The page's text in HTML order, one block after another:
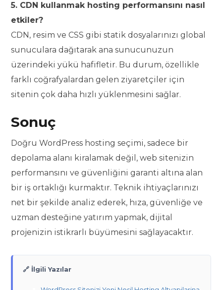
5. CDN kullanmak hosting performansını nasıl
etkiler?
CDN, resim ve CSS gibi statik dosyalarınızı global
sunuculara dağıtarak ana sunucunuzun
üzerindeki yükü hafifletir. Bu durum, özellikle
farklı coğrafyalardan gelen ziyaretçiler için
sitenin çok daha hızlı yüklenmesini sağlar.
Sonuç
Doğru WordPress hosting seçimi, sadece bir
depolama alanı kiralamak değil, web sitenizin
performansını ve güvenliğini garanti altına alan
bir iş ortaklığı kurmaktır. Teknik ihtiyaçlarınızı
net bir şekilde analiz ederek, hıza, güvenliğe ve
uzman desteğine yatırım yapmak, dijital
projenizin istikrarlı büyümesini sağlayacaktır.
🔗 İlgili Yazılar